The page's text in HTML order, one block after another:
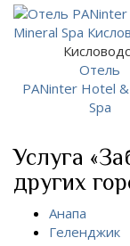
Отель
PANinter Hotel
Spa
Услуга
других
Анапа
Геленджик